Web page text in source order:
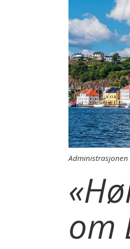
om